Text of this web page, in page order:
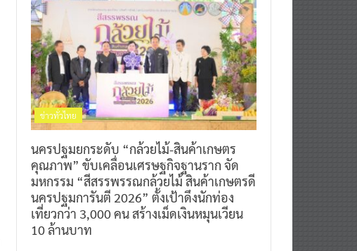
ข่าวทั่วไทย
นครปฐมยกระดับ “กล้วยไม้-สินค้าเกษตร
คุณภาพ” ขับเคลื่อนเศรษฐกิจฐานราก จัด
มหกรรม “สีสรรพรรณกล้วยไม้ สินค้าเกษตรดี
นครปฐมการันตี 2026” ตั้งเป้าดึงนักท่อง
เที่ยวกว่า 3,000 คน สร้างเม็ดเงินหมุนเวียน
10 ล้านบาท